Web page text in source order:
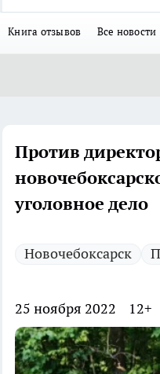
Книга отзывов Все новости
Против
уголовное дело
Новочебоксарск
25 ноября 2022 12+